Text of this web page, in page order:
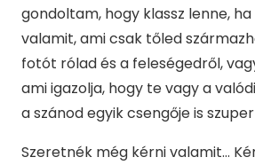
gondoltam, hogy klassz lenne,
valamit, ami csak tőled
fotót rólad és a feleségedről,
ami igazolja, hogy te vagy a
a szánod egyik csengője is
Szeretnék még kérni valamit…